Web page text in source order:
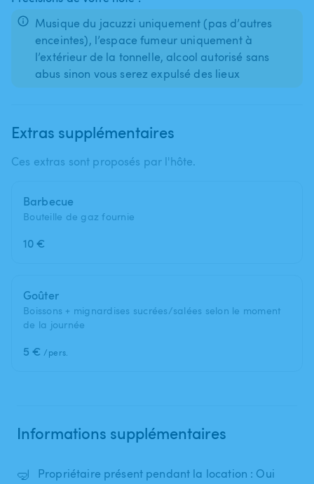
Musique du jacuzzi uniquement (pas d’autres
enceintes), l’espace fumeur uniquement à
l’extérieur de la tonnelle, alcool autorisé sans
abus sinon vous serez expulsé des lieux
Extras supplémentaires
Ces extras sont proposés par l'hôte.
Barbecue
Bouteille de gaz fournie
10 €
Goûter
Boissons + mignardises sucrées/salées selon le moment
de la journée
5 € /pers.
Informations supplémentaires
🤿 Propriétaire présent pendant la location : Oui